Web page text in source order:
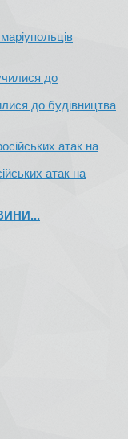
до будівництва
атак на